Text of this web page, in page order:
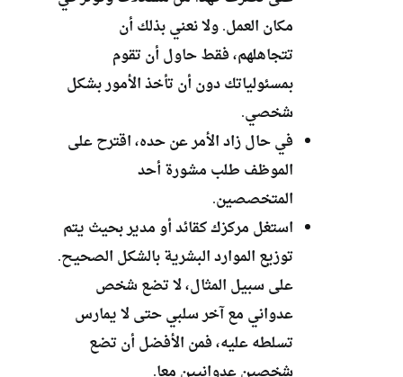
مكان العمل. ولا نعني بذلك أن
تتجاهلهم، فقط حاول أن تقوم
بمسئولياتك دون أن تأخذ الأمور بشكل
شخصي.
في حال زاد الأمر عن حده، اقترح على
الموظف طلب مشورة أحد
المتخصصين.
استغل مركزك كقائد أو مدير بحيث يتم
توزيع الموارد البشرية بالشكل الصحيح.
على سبيل المثال، لا تضع شخص
عدواني مع آخر سلبي حتى لا يمارس
تسلطه عليه، فمن الأفضل أن تضع